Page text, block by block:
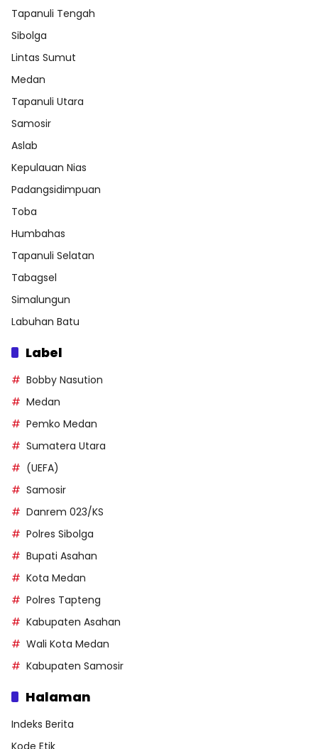
Tapanuli Tengah
Sibolga
Lintas Sumut
Medan
Tapanuli Utara
Samosir
Aslab
Kepulauan Nias
Padangsidimpuan
Toba
Humbahas
Tapanuli Selatan
Tabagsel
Simalungun
Labuhan Batu
Label
Bobby Nasution
Medan
Pemko Medan
Sumatera Utara
(UEFA)
Samosir
Danrem 023/KS
Polres Sibolga
Bupati Asahan
Kota Medan
Polres Tapteng
Kabupaten Asahan
Wali Kota Medan
Kabupaten Samosir
Halaman
Indeks Berita